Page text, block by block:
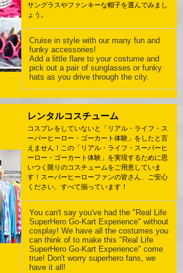
サングラスやファンキーな帽子を選んでみまし
ょう。
Cruise in style with our many fun and
funky accessories!
Add a little flare to your costume and
pick out a pair of sunglasses or funky
hats as you drive through the city.
レンタルコスチューム
コスプレをしていないと「リアル・ライフ・ス
ーパーヒーロー・ゴーカート体験」をしたと言
えません！この「リアル・ライフ・スーパーヒ
ーロー・ゴーカート体験」を実現するために思
いつく限りのコスチュームをご用意していま
す！スーパーヒーローファンの皆さん、ご安心
ください、すべて揃っています！
You can't say you've had the "Real Life
SuperHero Go-Kart Experience" without
cosplay! We have all the costumes you
can think of to make this "Real Life
SuperHero Go-Kart Experience" come
true! Don't worry superhero fans, we
have it all!